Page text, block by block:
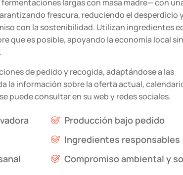
largas con masa madre— con
frescura, reduciendo el desperdicio
con la sostenibilidad. Utilizan ingredientes
que es posible, apoyando la economía local
de pedido y recogida, adaptándose a las
la información sobre la oferta actual,
puede consultar en su web y redes sociales.
Producción bajo pedido
Ingredientes responsables
Compromiso ambiental y